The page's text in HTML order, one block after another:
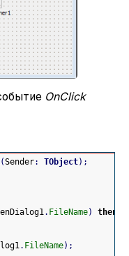
OnClick
(Sender: TObject) ;
. FileName)
then
. FileName) ;